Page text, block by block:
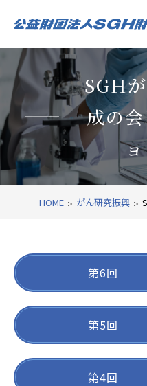
留学生奨学
がん研究振興
国際経済協力
財団紹介
本サイトの
プライバシ
SGH
成の
HOME がん研究振興
第6回
第5回
第4回